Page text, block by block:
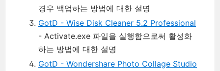
경우 백업하는 방법에 대한 설명
GotD - Wise Disk Cleaner 5.2 Professional
- Activate.exe 파일을 실행함으로써 활성화
하는 방법에 대한 설명
GotD - Wondershare Photo Collage Studio